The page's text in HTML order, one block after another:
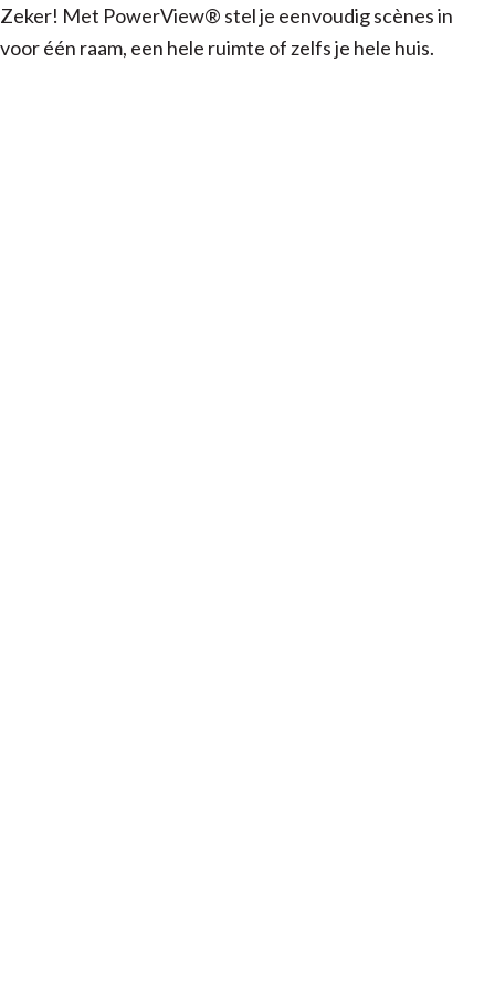
Zeker! Met PowerView® stel je eenvoudig scènes in
voor één raam, een hele ruimte of zelfs je hele huis.